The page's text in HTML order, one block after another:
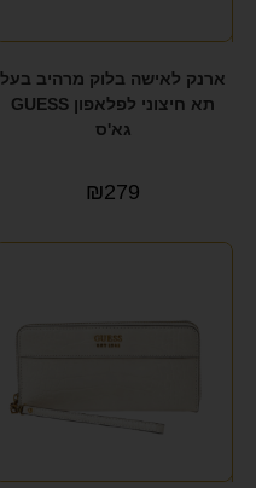
ארנק לאישה בלוק מרהיב בעל
תא חיצוני לפלאפון GUESS
גא'ס
₪279